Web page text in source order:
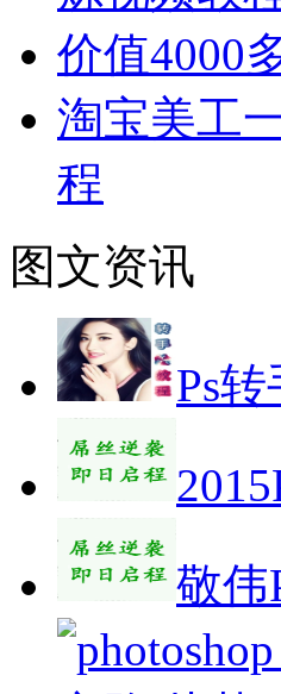
价值4000
淘宝美工
程
图文资讯
Ps
敬伟